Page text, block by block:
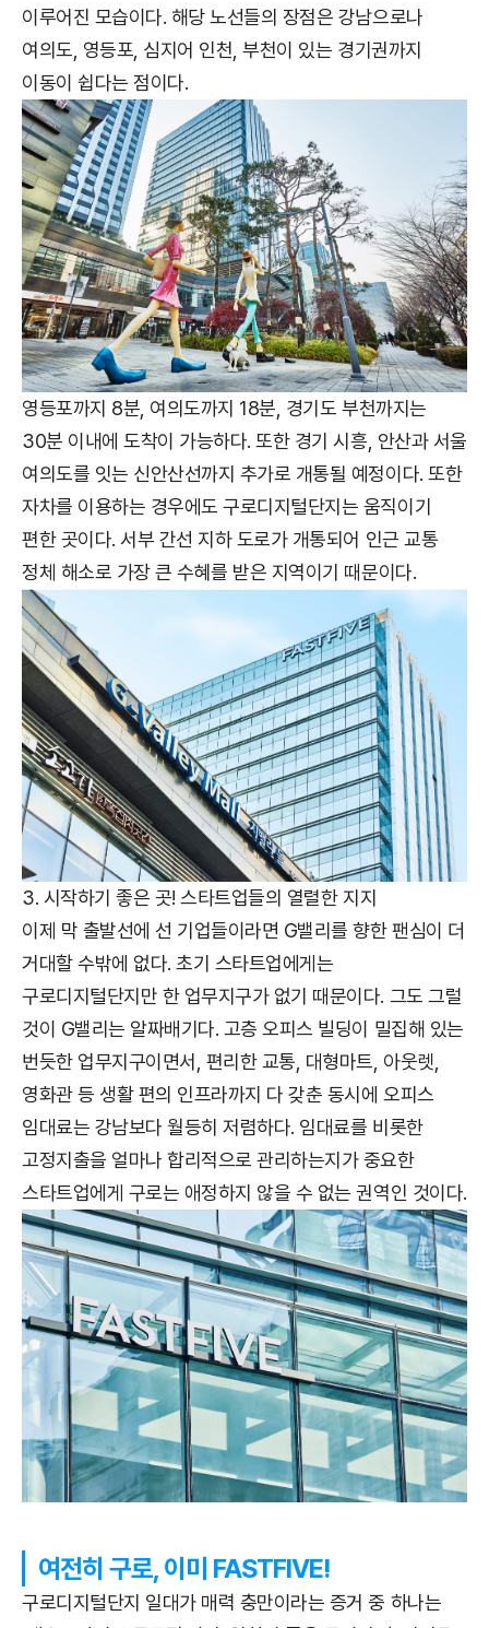
이루어진 모습이다. 해당 노선들의 장점은 강남으로나
여의도, 영등포, 심지어 인천, 부천이 있는 경기권까지
이동이 쉽다는 점이다.
영등포까지 8분, 여의도까지 18분, 경기도 부천까지는
30분 이내에 도착이 가능하다. 또한 경기 시흥, 안산과 서울
여의도를 잇는 신안산선까지 추가로 개통될 예정이다. 또한
자차를 이용하는 경우에도 구로디지털단지는 움직이기
편한 곳이다. 서부 간선 지하 도로가 개통되어 인근 교통
정체 해소로 가장 큰 수혜를 받은 지역이기 때문이다.
3. 시작하기 좋은 곳! 스타트업들의 열렬한 지지
이제 막 출발선에 선 기업들이라면 G밸리를 향한 팬심이 더
거대할 수밖에 없다. 초기 스타트업에게는
구로디지털단지만 한 업무지구가 없기 때문이다. 그도 그럴
것이 G밸리는 알짜배기다. 고층 오피스 빌딩이 밀집해 있는
번듯한 업무지구이면서, 편리한 교통, 대형마트, 아웃렛,
영화관 등 생활 편의 인프라까지 다 갖춘 동시에 오피스
임대료는 강남보다 월등히 저렴하다. 임대료를 비롯한
고정지출을 얼마나 합리적으로 관리하는지가 중요한
스타트업에게 구로는 애정하지 않을 수 없는 권역인 것이다.
여전히 구로, 이미 FASTFIVE!
구로디지털단지 일대가 매력 충만이라는 증거 중 하나는